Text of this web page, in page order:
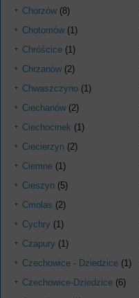
Chorzów (8)
Chotomów (1)
Chróścice (1)
Chrzanów (2)
Chwaszczyno (1)
Ciechanów (2)
Ciechocinek (1)
Ciecierzyn (2)
Ciemne (1)
Cieszyn (5)
Cmolas (2)
Cychry (1)
Czapury (1)
Czechowice - Dziedzice (1)
Czechowice-Dziedzice (6)